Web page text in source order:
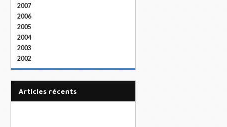
2007
2006
2005
2004
2003
2002
articles récents